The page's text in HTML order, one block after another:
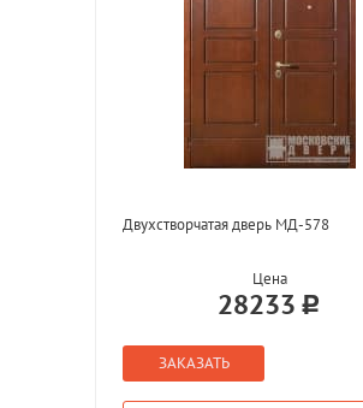
Двухстворчатая дверь МД-578
Цена
28233
ЗАКАЗАТЬ